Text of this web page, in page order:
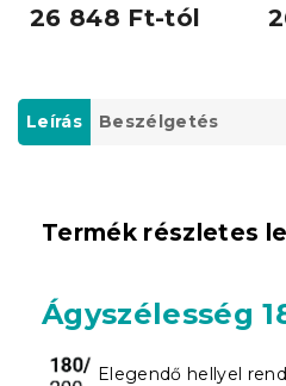
26 848 Ft-tól
Leírás Beszélgetés
Termék részletes
Ágyszélesség
Elegendő hellyel